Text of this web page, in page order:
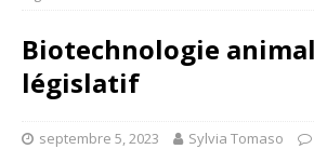
Biotechnologie
législatif
septembre 5, 2023 Sylvia Tomaso